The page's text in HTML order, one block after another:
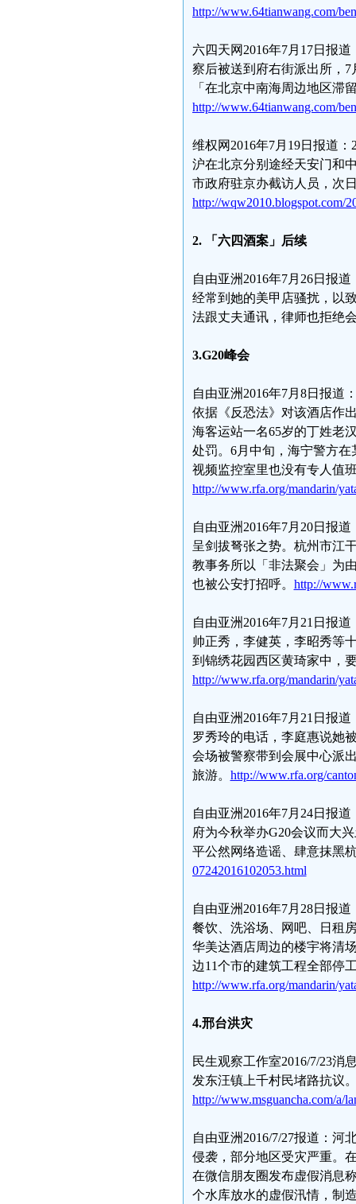
http://www.64tianwang.com/
六四天网2016年7月17日报
察后被送到府右街派出所，
「在北京中南海周边地区滞
http://www.64tianwang.com/
维权网2016年7月19日报道
沪在北京分别途经天安门和
市政府驻京办截访人员，次
http://wqw2010.blogspot.com/
2. 「六四酒案」后续
自由亚洲2016年7月26日报
经常到她的美甲店骚扰，以
法跟丈夫通讯，律师也拒绝
3.G20峰会
自由亚洲2016年7月8日报道
依据《反恐法》对该酒店作
海客运站一名65岁的丁姓老
处罚。6月中旬，海宁警方
视频监控室里也没有专人值
http://www.rfa.org/mandarin/
自由亚洲2016年7月20日报
呈剑拔弩张之势。杭州市江
教事务所以「非法聚会」为
也被公安打招呼。 http://
自由亚洲2016年7月21日报
帅正秀，李健英，李昭秀等
到锦绣花园西区黄琦家中，
http://www.rfa.org/mandarin/
自由亚洲2016年7月21日报
罗秀玲的电话，李庭惠说她
会场被警察带到会展中心派
旅游。 http://www.rfa.org/
自由亚洲2016年7月24日报
府为今秋举办G20会议而大
平公然网络造谣、肆意抹黑
07242016102053.html
自由亚洲2016年7月28日报
餐饮、洗浴场、网吧、日租
华美达酒店周边的楼宇将清
边11个市的建筑工程全部停
http://www.rfa.org/mandarin/
4.邢台洪灾
民生观察工作室2016/7/23消
发东汪镇上千村民堵路抗议
http://www.msguancha.com/a/
自由亚洲2016/7/27报道：河
侵袭，部分地区受灾严重。
在微信朋友圈发布虚假消息
个水库放水的虚假汛情，制